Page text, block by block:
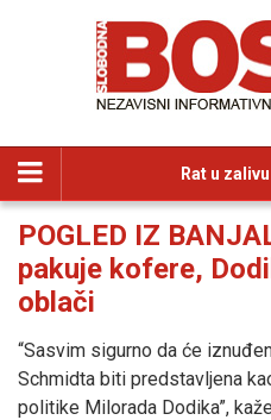
Rat u
POGLED IZ
pakuje kofere,
oblači
“Sasvim sigurno da će
Schmidta biti predstavljena
politike Milorada Dodika”,